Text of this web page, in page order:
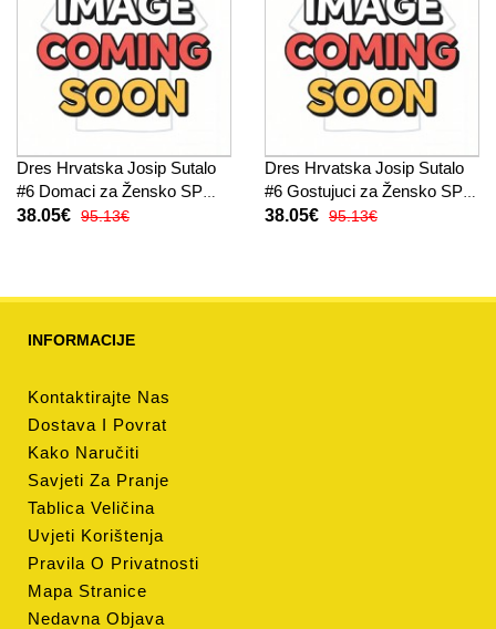
Dres Hrvatska Josip Sutalo
#6 Domaci za Žensko SP
2026 Kratak Rukav
38.05€ 95.13€
Dres Hrvatska Josip Sutalo
#6 Gostujuci za Žensko SP
2026 Kratak Rukav
38.05€ 95.13€
INFORMACIJE
Kontaktirajte Nas
Dostava I Povrat
Kako Naručiti
Savjeti Za Pranje
Tablica Veličina
Uvjeti Korištenja
Pravila O Privatnosti
Mapa Stranice
Nedavna Objava